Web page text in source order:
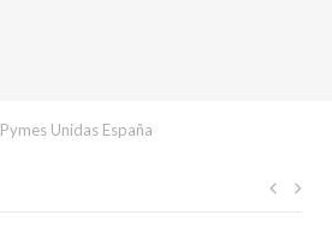
Pymes Unidas España